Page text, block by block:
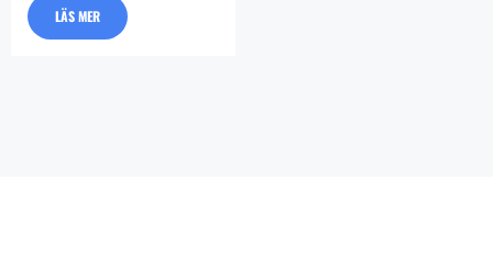
LÄS MER